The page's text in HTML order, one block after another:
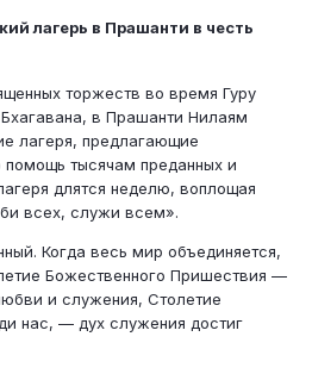
лагерь в Прашанти в честь
торжеств во время Гуру
в Прашанти Нилаям
лагеря, предлагающие
тысячам преданных и
длятся неделю, воплощая
всех, служи всем».
Когда весь мир объединяется,
Божественного Пришествия —
и служения, Столетие
нас, — дух служения достиг